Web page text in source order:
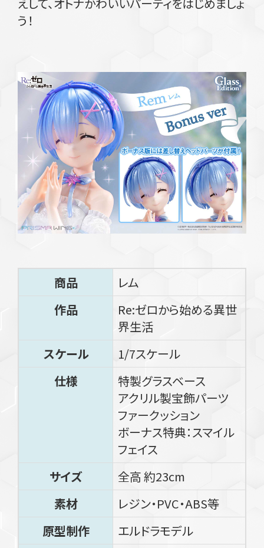
う！
商品
レム
作品
Re:ゼロから始める異世
界生活
スケール
1/7スケール
仕様
特製グラスベース
アクリル製宝飾パーツ
ファークッション
ボーナス特典：スマイル
フェイス
サイズ
全高 約23cm
素材
レジン・PVC・ABS等
原型制作
エルドラモデル